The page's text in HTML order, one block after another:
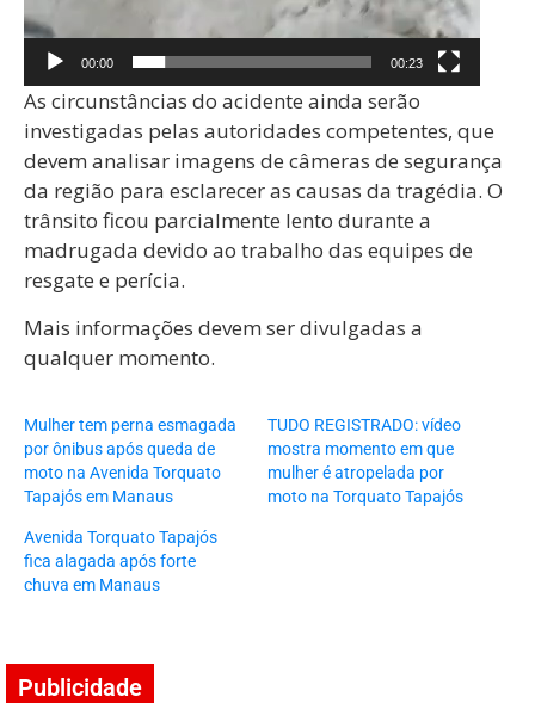
00:00 00:23
As circunstâncias do acidente ainda serão
investigadas pelas autoridades competentes, que
devem analisar imagens de câmeras de segurança
da região para esclarecer as causas da tragédia. O
trânsito ficou parcialmente lento durante a
madrugada devido ao trabalho das equipes de
resgate e perícia.
Mais informações devem ser divulgadas a
qualquer momento.
Mulher tem perna esmagada
por ônibus após queda de
moto na Avenida Torquato
Tapajós em Manaus
TUDO REGISTRADO: vídeo
mostra momento em que
mulher é atropelada por
moto na Torquato Tapajós
Avenida Torquato Tapajós
fica alagada após forte
chuva em Manaus
Publicidade